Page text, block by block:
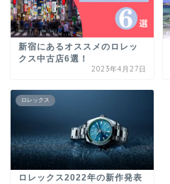
新宿にあるオススメのロレッ
クス中古店6選！
2023年4月27日
ロレックス
ロレックス2022年の新作発表